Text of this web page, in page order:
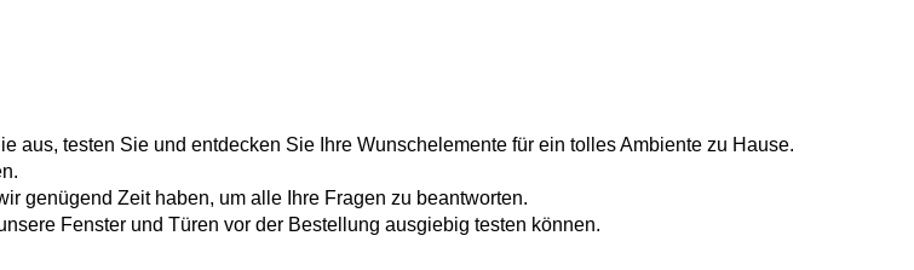
testen Sie und entdecken Sie Ihre Wunschelemente für ein tolles Ambiente zu Hause.
genügend Zeit haben, um alle Ihre Fragen zu beantworten.
Fenster und Türen vor der Bestellung ausgiebig testen können.